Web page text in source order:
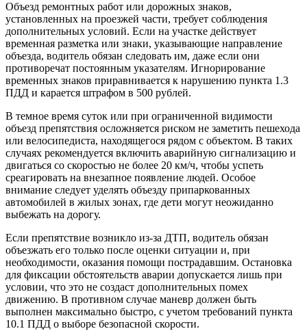
Объезд ремонтных работ или дорожных знаков,
установленных на проезжей части, требует соблюдения
дополнительных условий. Если на участке действует
временная разметка или знаки, указывающие направление
объезда, водитель обязан следовать им, даже если они
противоречат постоянным указателям. Игнорирование
временных знаков приравнивается к нарушению пункта 1.3
ПДД и карается штрафом в 500 рублей.
В темное время суток или при ограниченной видимости
объезд препятствия осложняется риском не заметить пешехода
или велосипедиста, находящегося рядом с объектом. В таких
случаях рекомендуется включить аварийную сигнализацию и
двигаться со скоростью не более 20 км/ч, чтобы успеть
среагировать на внезапное появление людей. Особое
внимание следует уделять объезду припаркованных
автомобилей в жилых зонах, где дети могут неожиданно
выбежать на дорогу.
Если препятствие возникло из-за ДТП, водитель обязан
объезжать его только после оценки ситуации и, при
необходимости, оказания помощи пострадавшим. Остановка
для фиксации обстоятельств аварии допускается лишь при
условии, что это не создаст дополнительных помех
движению. В противном случае маневр должен быть
выполнен максимально быстро, с учетом требований пункта
10.1 ПДД о выборе безопасной скорости.